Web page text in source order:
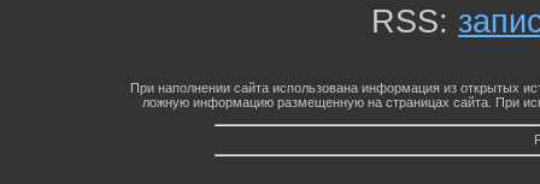
RSS:
При наполнении сайта использована информация из открытых
ложную информацию размещенную на страницах сайта. При